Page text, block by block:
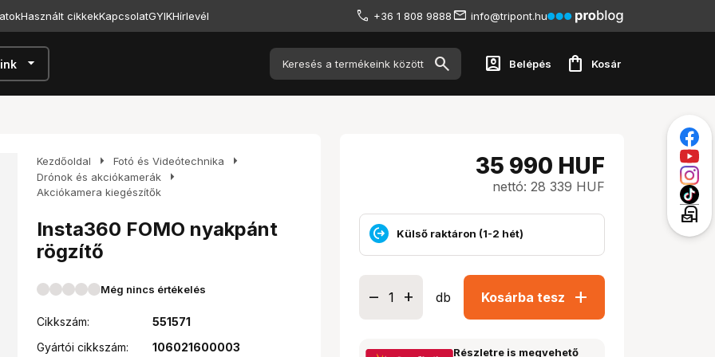
Használt cikkekKapcsolatGYIKHírlevél +36 1 808 9888 info@tripont.hu
arrow_drop_down account_box Belépés shopping_bag Kosár
Kezdőoldal arrow_right Fotó és Videótechnika arrow_right
Drónok és akciókamerák arrow_right
Akciókamera kiegészítők
Insta360 FOMO nyakpánt
rögzítő
Még nincs értékelés
Cikkszám:
551571
Gyártói cikkszám:
106021600003
35 990 HUF
nettó: 28 339 HUF
Külső raktáron (1-2 hét)
db Kosárba tesz add
Részletre is megvehető
local_post_office